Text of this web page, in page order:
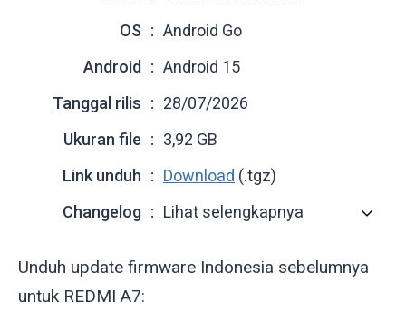
OS
Android Go
Android
Android 15
Tanggal rilis
28/07/2026
Ukuran file
3,92 GB
Link unduh
Download (.tgz)
Changelog
Lihat selengkapnya
Unduh update firmware Indonesia sebelumnya
untuk REDMI A7: